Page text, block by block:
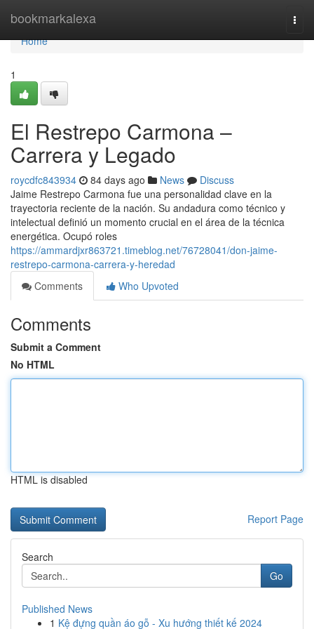
bookmarkalexa
Home
Home
1
El Restrepo Carmona –
Carrera y Legado
roycdfc843934 84 days ago News
Discuss
Jaime Restrepo Carmona fue una personalidad clave en la
trayectoria reciente de la nación. Su andadura como técnico y
intelectual definió un momento crucial en el área de la técnica
energética. Ocupó roles
https://ammardjxr863721.timeblog.net/76728041/don-jaime-
restrepo-carmona-carrera-y-heredad
Comments
Who Upvoted
Comments
Submit a Comment
No HTML
HTML is disabled
Report Page
Search
Go
Published News
1 Kệ đựng quần áo gỗ - Xu hướng thiết kế 2024